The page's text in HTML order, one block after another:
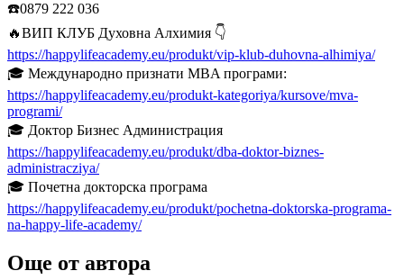
☎️0879 222 036
🔥ВИП КЛУБ Духовна Алхимия 👇
https://happylifeacademy.eu/produkt/vip-klub-duhovna-alhimiya/
🎓 Международно признати MBA програми:
https://happylifeacademy.eu/produkt-kategoriya/kursove/mva-
programi/
🎓 Доктор Бизнес Администрация
https://happylifeacademy.eu/produkt/dba-doktor-biznes-
administracziya/
🎓 Почетна докторска програма
https://happylifeacademy.eu/produkt/pochetna-doktorska-programa-
na-happy-life-academy/
Още от автора